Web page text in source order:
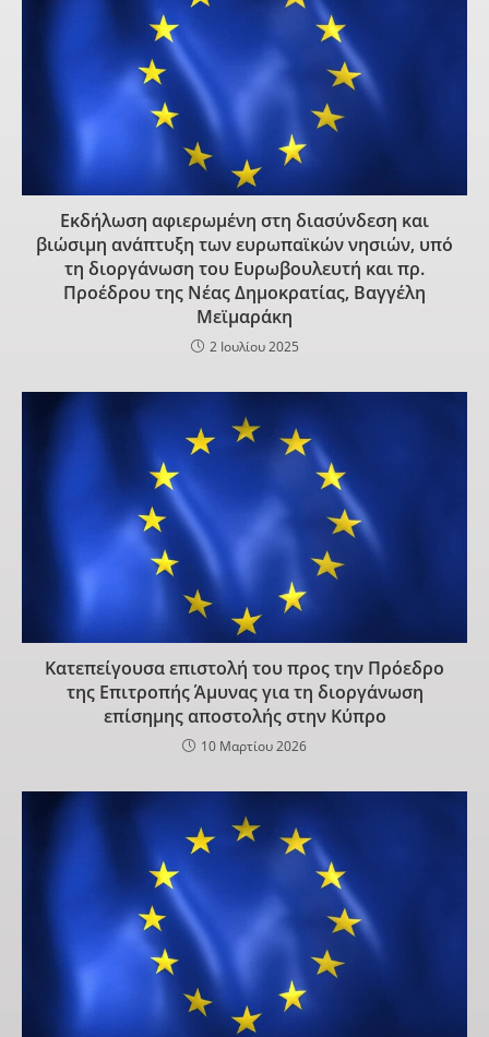
Εκδήλωση αφιερωμένη στη διασύνδεση και
βιώσιμη ανάπτυξη των ευρωπαϊκών νησιών, υπό
τη διοργάνωση του Ευρωβουλευτή και πρ.
Προέδρου της Νέας Δημοκρατίας, Βαγγέλη
Μεϊμαράκη
2 Ιουλίου 2025
Κατεπείγουσα επιστολή του προς την Πρόεδρο
της Επιτροπής Άμυνας για τη διοργάνωση
επίσημης αποστολής στην Κύπρο
10 Μαρτίου 2026